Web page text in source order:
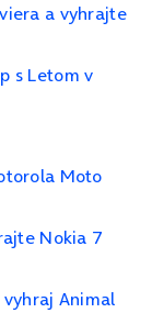
a vyhrajte
s Letom v
Moto
Nokia 7
Animal